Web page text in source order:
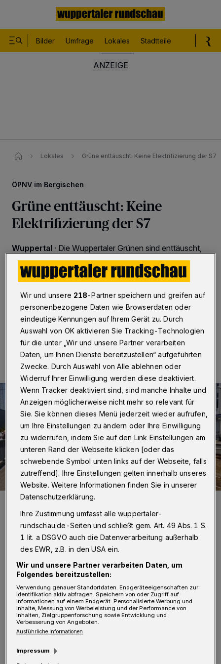
Bilder Umfrage Lokales Stadtteile
Lokales Grüne enttäuscht: Keine Elektrifizierung der S7
ÖPNV im Bergischen
Grüne enttäuscht: Keine
Elektrifizierung der S7
Wuppertal · Die Wuppertaler Grünen sind enttäuscht,
dass die S-Bahn-Linie 7 von Wuppertal über
Remscheid und Solingen nach Düsseldorf nicht im
Rahmen eines Modellprojekts elektrifiziert wird. Der
einen Antrieb per Batterie abgelehnt.
22.03.2021 , 20:57 Uhr Eine Minute Lesezeit
Symbolbild.
Foto: Michael Schad
E ine schnelle Elektrifizierung der Strecke
hätte nicht nur die Beschleunigung der
Züge verbessert und damit Verspätungen
reduziert, sondern auch eine emissionsarme
Verbindung unseres Bergischen Städtedreiecks
geschaffen, kritisieren die Grünen. Das
Wir und unsere 218-Partner speichern und greifen auf
personenbezogene Daten wie Browserdaten oder
eindeutige Kennungen auf Ihrem Gerät zu. Durch
Auswahl von OK aktivieren Sie Tracking-Technologien
für die unter „Wir und unsere Partner verarbeiten
Daten, um Ihnen Dienste bereitzustellen“ aufgeführten
Zwecke. Durch Auswahl von Alle ablehnen oder
Widerruf Ihrer Einwilligung werden diese deaktiviert.
Wenn Tracker deaktiviert sind, sind manche Inhalte und
Anzeigen möglicherweise nicht mehr so relevant für
Sie. Sie können dieses Menü jederzeit wieder aufrufen,
um Ihre Einstellungen zu ändern oder Ihre Einwilligung
zu widerrufen, indem Sie auf den Link Einstellungen am
unteren Rand der Webseite klicken [oder das
schwebende Symbol unten links auf der Webseite, falls
zutreffend]. Ihre Einstellungen gelten innerhalb unseres
Website. Weitere Informationen finden Sie in unserer
Datenschutzerklärung.
Ihre Zustimmung umfasst alle wuppertaler-
rundschau.de-Seiten und schließt gem. Art. 49 Abs. 1 S.
1 lit. a DSGVO auch die Datenverarbeitung außerhalb
des EWR, z.B. in den USA ein.
Wir und unsere Partner verarbeiten Daten, um
Folgendes bereitzustellen:
Verwendung genauer Standortdaten. Endgeräteeigenschaften zur
Identifikation aktiv abfragen. Speichern von oder Zugriff auf
Informationen auf einem Endgerät. Personalisierte Werbung und
Inhalte, Messung von Werbeleistung und der Performance von
Inhalten, Zielgruppenforschung sowie Entwicklung und
Verbesserung von Angeboten.
Ausführliche Informationen
Impressum